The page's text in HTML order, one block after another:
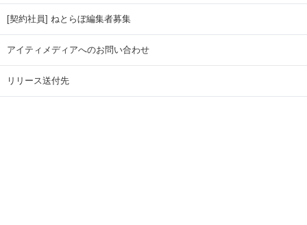
[契約社員] ねとらぼ編集者募集
アイティメディアへのお問い合わせ
リリース送付先